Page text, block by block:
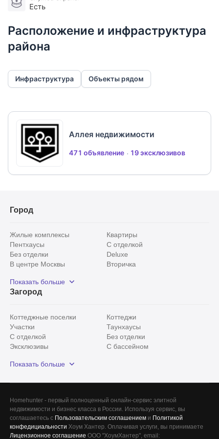
Есть
Расположение и инфраструктура
района
Инфраструктура Объекты рядом
Аллея недвижимости
471 объявление 19 эксклюзивов
Город
Жилые комплексы
Квартиры
Пентхаусы
С отделкой
Без отделки
Deluxe
В центре Москвы
Вторичка
Рядом с парком
С панорамными окнами
Показать больше
Загород
Коттеджные поселки
Коттеджи
Участки
Таунхаусы
С отделкой
Без отделки
Эксклюзивы
С бассейном
Красногорский район
Показать больше
Homehunter - первый полноценный онлайн-сервис элитной
недвижимости и бизнес класса в России. Используя сервис, вы
соглашаетесь с Пользовательским соглашением и Политикой
конфедициальности Хоум Хантер. Оплачивая услуги, вы принимаете
Лицензионное соглашение ООО "ХоумХантер", email:
Сегодня
Вчера 0